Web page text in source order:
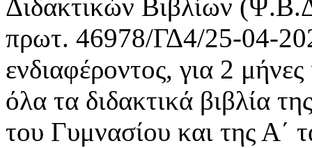
Διδακτικών Βιβλίων
πρωτ. 46978/ΓΔ4/25-04-
ενδιαφέροντος, για 2
όλα τα διδακτικά βιβλία
του Γυμνασίου και της Α΄